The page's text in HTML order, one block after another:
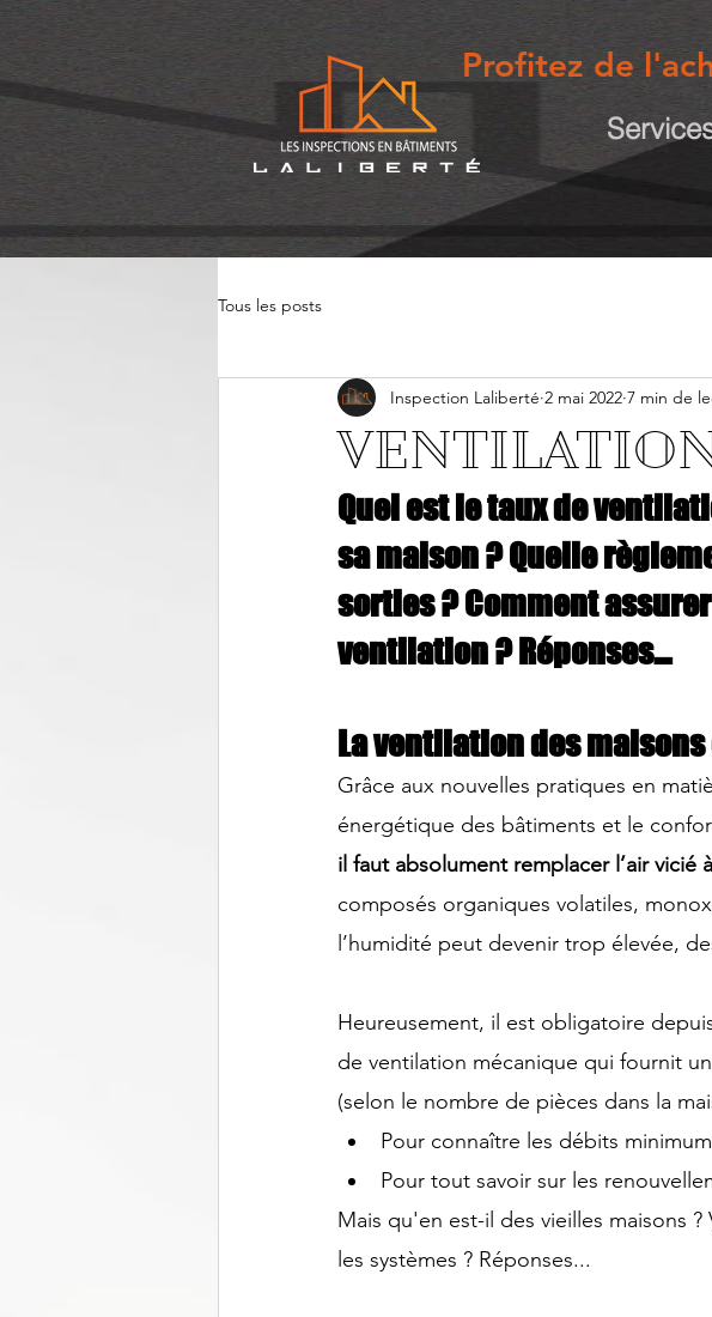
Profitez de
Tous les posts
Inspection Laliberté 2 mai 2022 7 min de
Quel est le taux de
sa maison ? Quelle
sorties ? Comment
ventilation ? Réponses…
La ventilation des
Grâce aux nouvelles pratiques en
énergétique des bâtiments et le
il faut absolument remplacer l’air vicié
composés organiques volatiles,
l’humidité peut devenir trop élevée,
Heureusement, il est obligatoire
de ventilation mécanique qui fournit
(selon le nombre de pièces dans la
Pour connaître les débits
Pour tout savoir sur les
Mais qu'en est-il des vieilles maisons
les systèmes ? Réponses...